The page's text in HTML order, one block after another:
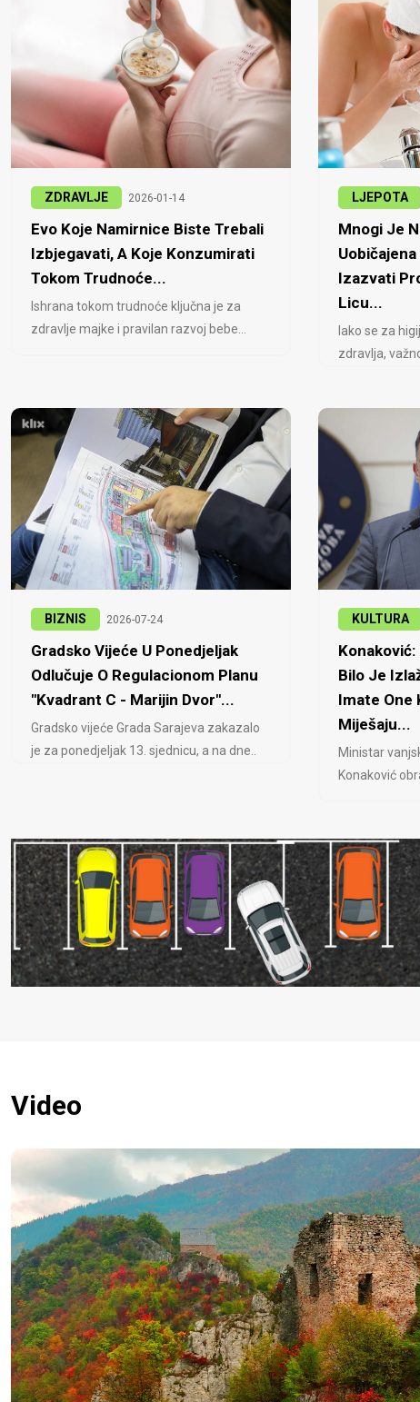
ZDRAVLJE 2026-01-14
Evo Koje Namirnice Biste Trebali
Izbjegavati, A Koje Konzumirati
Tokom Trudnoće...
Ishrana tokom trudnoće ključna je za
zdravlje majke i pravilan razvoj bebe...
LJEPOTA
Mnogi Je
Izazvati
Licu...
Iako se za
zdravlja,
BIZNIS 2026-07-24
Gradsko Vijeće U Ponedjeljak
Odlučuje O Regulacionom Planu
"Kvadrant C - Marijin Dvor"...
Gradsko vijeće Grada Sarajeva zakazalo
je za ponedjeljak 13. sjednicu, a na dne..
KULTURA
Bilo Je
Imate One
Miješaju...
Ministar
Konaković
Video